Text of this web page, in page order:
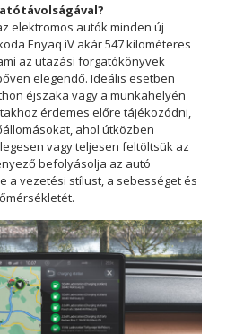
elektromos autók minden új
Enyaq iV akár 547 kilométeres
az utazási forgatókönyvek
elegendő. Ideális esetben
éjszaka vagy a munkahelyén
érdemes előre tájékozódni,
ahol útközben
vagy teljesen feltöltsük az
befolyásolja az autó
a vezetési stílust, a sebességet és